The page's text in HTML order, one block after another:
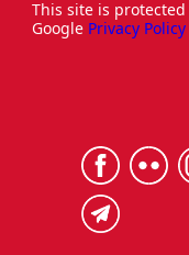
This site is protected
Google Privacy Policy